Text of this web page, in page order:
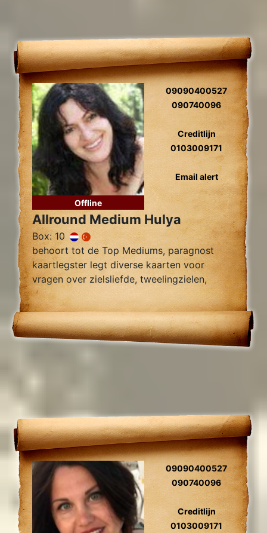
Offline
09090400527
090740096
Creditlijn
0103009171
Email alert
Allround Medium Hulya
Box: 10
behoort tot de Top Mediums, paragnost
kaartlegster legt diverse kaarten voor
vragen over zielsliefde, tweelingzielen,
relatie problemen en al uw overige
Levensvragen.
09090400527
090740096
Creditlijn
0103009171